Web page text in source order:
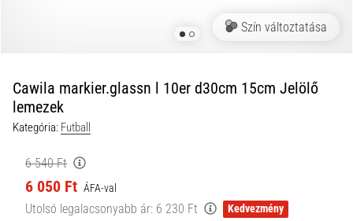
következő
dolgok
nem
hiányozhatnak
táskádból!​​​​​​​
2021.03.22.
Szín változtatása
Cawila markier.glassn l 10er d30cm 15cm Jelölő
lemezek
Kategória: Futball
6 540 Ft
6 050 Ft ÁFA-val
Utolsó legalacsonyabb ár: 6 230 Ft Kedvezmény